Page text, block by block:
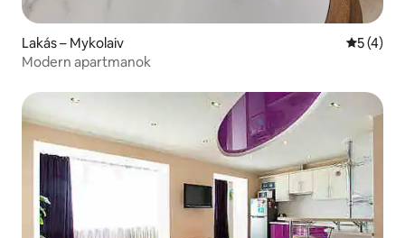
Lakás – Mykolaiv Átlagos
5 (4)
Modern apartmanok